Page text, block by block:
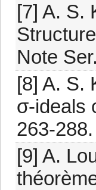
[7] A. S.
Note
[8] A. S.
σ-ideals
263-288.
[9] A.